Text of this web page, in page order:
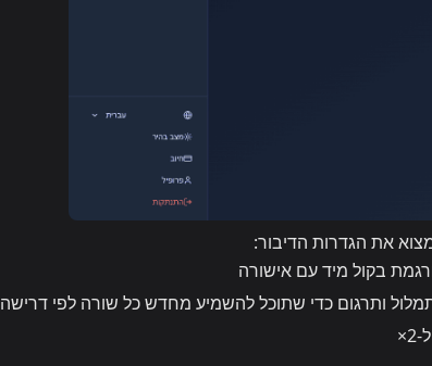
את הגדרות הדיבור:
בקול מיד עם אישורה
ותרגום כדי שתוכל להשמיע מחדש כל שורה לפי דרישה